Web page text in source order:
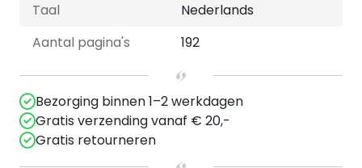
Taal
Nederlands
Aantal pagina's
192
Bezorging binnen 1–2 werkdagen
Gratis verzending vanaf € 20,-
Gratis retourneren